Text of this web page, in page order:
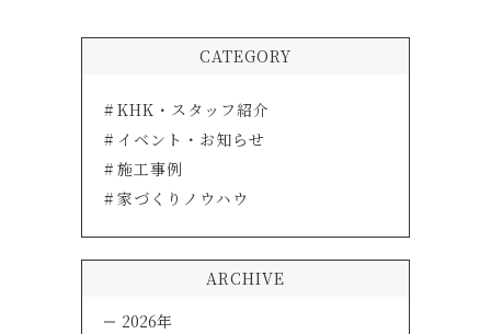
CATEGORY
KHK・スタッフ紹介
イベント・お知らせ
施工事例
家づくりノウハウ
ARCHIVE
2026年